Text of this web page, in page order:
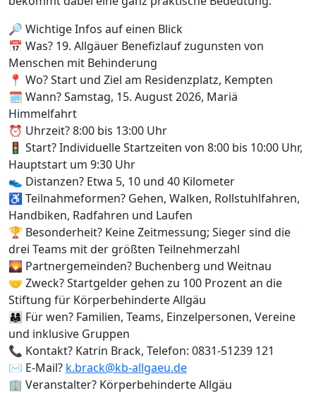
🔎 Wichtige Infos auf einen Blick
📅 Was? 19. Allgäuer Benefizlauf zugunsten von
Menschen mit Behinderung
📍 Wo? Start und Ziel am Residenzplatz, Kempten
🗓️ Wann? Samstag, 15. August 2026, Mariä
Himmelfahrt
⏰ Uhrzeit? 8:00 bis 13:00 Uhr
🚦 Start? Individuelle Startzeiten von 8:00 bis 10:00 Uhr,
Hauptstart um 9:30 Uhr
👟 Distanzen? Etwa 5, 10 und 40 Kilometer
♿ Teilnahmeformen? Gehen, Walken, Rollstuhlfahren,
Handbiken, Radfahren und Laufen
🏆 Besonderheit? Keine Zeitmessung; Sieger sind die
drei Teams mit der größten Teilnehmerzahl
🌄 Partnergemeinden? Buchenberg und Weitnau
🤝 Zweck? Startgelder gehen zu 100 Prozent an die
Stiftung für Körperbehinderte Allgäu
👨‍👩‍👧 Für wen? Familien, Teams, Einzelpersonen, Vereine
und inklusive Gruppen
📞 Kontakt? Katrin Brack, Telefon: 0831-51239 121
✉️ E-Mail? k.brack@kb-allgaeu.de
🏢 Veranstalter? Körperbehinderte Allgäu